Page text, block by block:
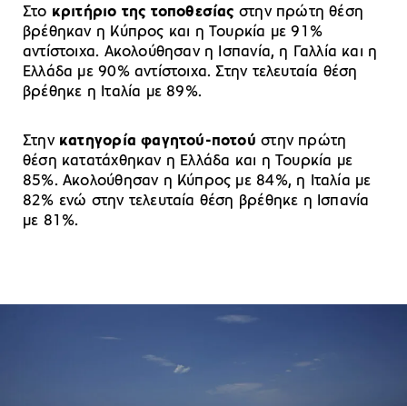
Στο κριτήριο της τοποθεσίας στην πρώτη θέση
βρέθηκαν η Κύπρος και η Τουρκία με 91%
αντίστοιχα. Ακολούθησαν η Ισπανία, η Γαλλία και η
Ελλάδα με 90% αντίστοιχα. Στην τελευταία θέση
βρέθηκε η Ιταλία με 89%.
Στην κατηγορία φαγητού-ποτού στην πρώτη
θέση κατατάχθηκαν η Ελλάδα και η Τουρκία με
85%. Ακολούθησαν η Κύπρος με 84%, η Ιταλία με
82% ενώ στην τελευταία θέση βρέθηκε η Ισπανία
με 81%.